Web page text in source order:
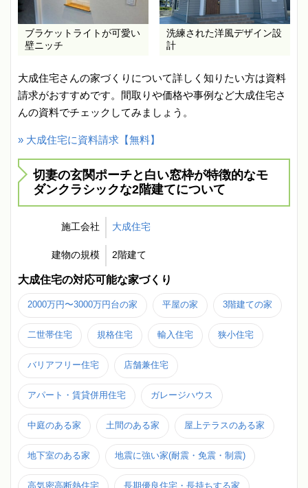
ブラケットライトが可愛い
壁ニッチ
洗練された洋風デザイン設
計
大成住宅さんの家づくりについて詳しく知りたい方は資料
請求がおすすめです。間取りや価格や事例など大成住宅さ
んの資料でチェックしてみましょう。
» 大成住宅に資料請求【無料】
切妻の玄関ポーチと白い窓枠が特徴的なモ
ダンクラシックな2階建てについて
施工会社 大成住宅
建物の規模 2階建て
大成住宅の対応可能な家づくり
2000万円〜3000万円台の家 平屋の家 3階建ての家
二世帯住宅 規格住宅 輸入住宅 狭小住宅
バリアフリー住宅 店舗兼住宅
アパート・賃貸併用住宅 ガレージハウス
中庭のある家 土間のある家 屋上テラスのある家
地下室のある家 地震に強い家(耐震・免震・制震)
高気密高断熱住宅 長期優良住宅・長持ちする家